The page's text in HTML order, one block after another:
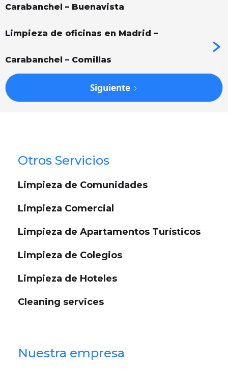
Carabanchel – Buenavista
Limpieza de oficinas en Madrid –
Carabanchel – Comillas
Siguiente
Otros Servicios
Limpieza de Comunidades
Limpieza Comercial
Limpieza de Apartamentos Turísticos
Limpieza de Colegios
Limpieza de Hoteles
Cleaning services
Nuestra empresa